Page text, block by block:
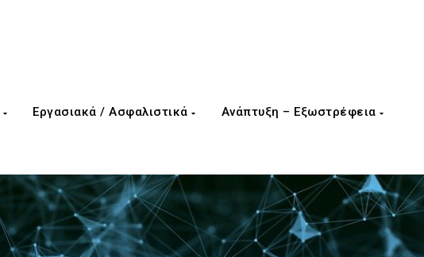
Εργασιακά / Ασφαλιστικά Ανάπτυξη – Εξωστρέφεια